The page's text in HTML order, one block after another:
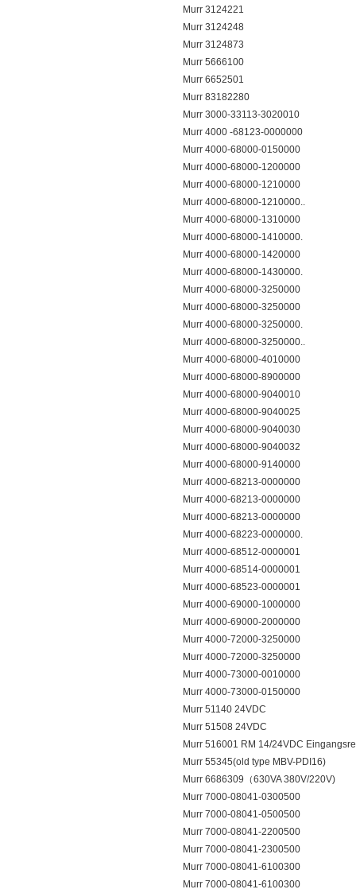
Murr 3124221
Murr 3124248
Murr 3124873
Murr 5666100
Murr 6652501
Murr 83182280
Murr 3000-33113-3020010
Murr 4000 -68123-0000000
Murr 4000-68000-0150000
Murr 4000-68000-1200000
Murr 4000-68000-1210000
Murr 4000-68000-1210000..
Murr 4000-68000-1310000
Murr 4000-68000-1410000.
Murr 4000-68000-1420000
Murr 4000-68000-1430000.
Murr 4000-68000-3250000
Murr 4000-68000-3250000
Murr 4000-68000-3250000.
Murr 4000-68000-3250000..
Murr 4000-68000-4010000
Murr 4000-68000-8900000
Murr 4000-68000-9040010
Murr 4000-68000-9040025
Murr 4000-68000-9040030
Murr 4000-68000-9040032
Murr 4000-68000-9140000
Murr 4000-68213-0000000
Murr 4000-68213-0000000
Murr 4000-68213-0000000
Murr 4000-68223-0000000.
Murr 4000-68512-0000001
Murr 4000-68514-0000001
Murr 4000-68523-0000001
Murr 4000-69000-1000000
Murr 4000-69000-2000000
Murr 4000-72000-3250000
Murr 4000-72000-3250000
Murr 4000-73000-0010000
Murr 4000-73000-0150000
Murr 51140 24VDC
Murr 51508 24VDC
Murr 516001 RM 14/24VDC
Murr 55345(old type MBV-PDI16)
Murr 6686309（630VA 380V/220V)
Murr 7000-08041-0300500
Murr 7000-08041-0500500
Murr 7000-08041-2200500
Murr 7000-08041-2300500
Murr 7000-08041-6100300
Murr 7000-08041-6100300